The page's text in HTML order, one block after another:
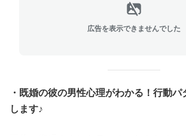
広告を表示できませんでした
・ 既婚の彼の男性心理がわかる！行動パ
します♪